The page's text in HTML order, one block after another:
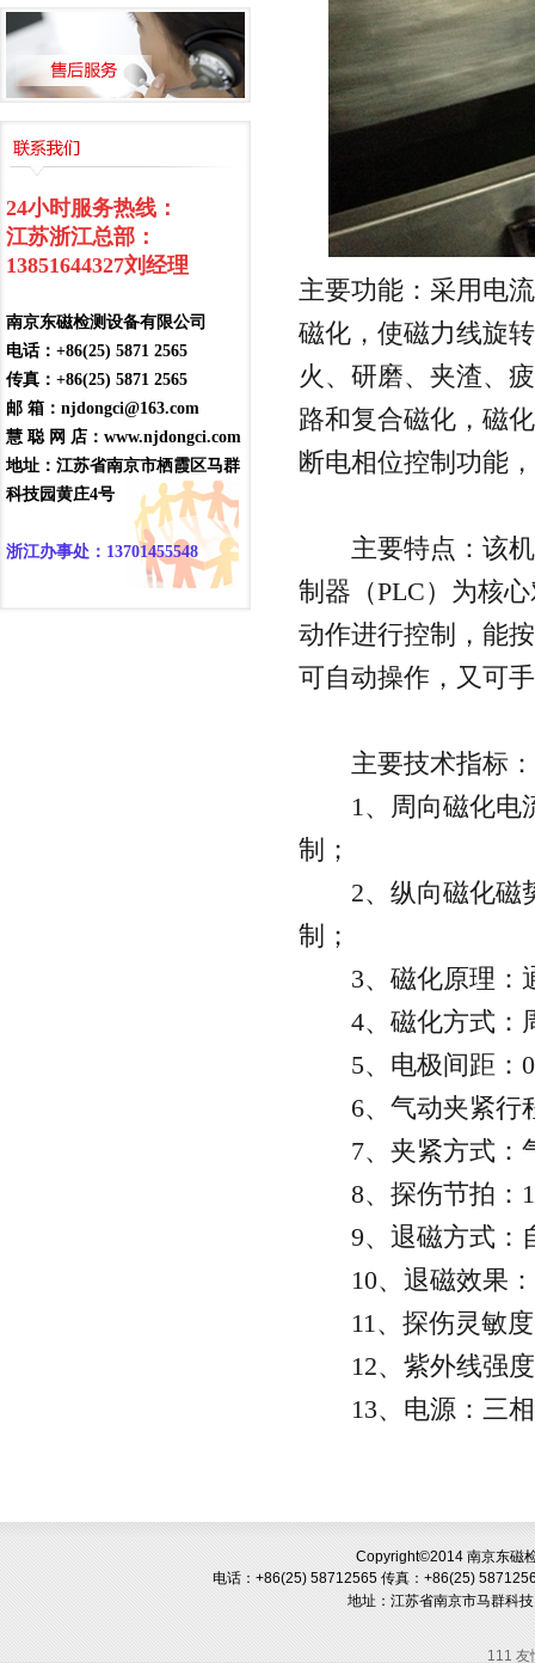
24小时服务热线：
江苏浙江总部：
13851644327刘经理
南京东磁检测设备有限公司
电话：+86(25) 5871 2565
传真：+86(25) 5871 2565
邮 箱：njdongci@163.com
慧 聪 网 店：www.njdongci.com
地址：江苏省南京市栖霞区马群
科技园黄庄4号
浙江办事处：13701455548
主要功能：采用电
磁化，使磁力线旋
火、研磨、夹渣、
路和复合磁化，磁
断电相位控制功能
主要特点：该机
制器（PLC）为核
动作进行控制，能
可自动操作，又可
主要技术指标：
1、周向磁化电流
制；
2、纵向磁化磁势
制；
3、磁化原理：
4、磁化方式：
5、电极间距：0-
6、气动夹紧行
7、夹紧方式：
8、探伤节拍：
9、退磁方式：
10、退磁效果：
11、探伤灵敏度
12、紫外线强度
13、电源：三相
Copyright©2014 南京东磁
电话：+86(25) 58712565 传真：+86(25)
地址： 江苏省南京市马群科
111 友